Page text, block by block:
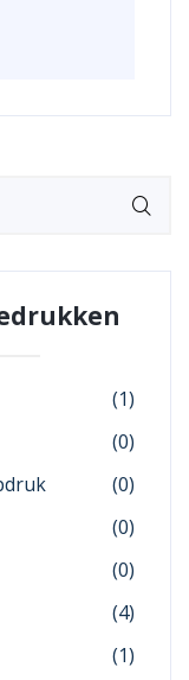
(1)
(0)
(0)
(0)
(0)
(4)
(1)